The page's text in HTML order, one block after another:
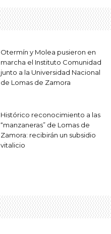
Otermín y Molea pusieron en
marcha el Instituto Comunidad
junto a la Universidad Nacional
de Lomas de Zamora
Histórico reconocimiento a las
“manzaneras” de Lomas de
Zamora: recibirán un subsidio
vitalicio